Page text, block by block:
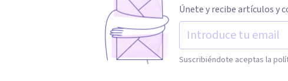
Únete y recibe artículos y
Suscribiéndote aceptas la